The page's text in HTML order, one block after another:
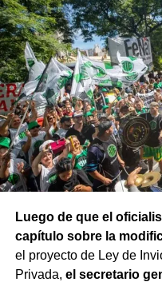
Luego de que el
capítulo sobre la
el proyecto de Ley de
Privada, el secretario